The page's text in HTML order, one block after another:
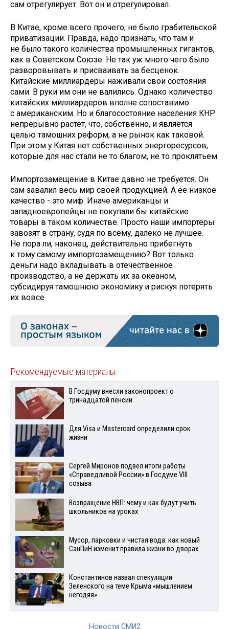
сам отрегулирует. Вот он и отрегулировал.
В Китае, кроме всего прочего, не было грабительской
приватизации. Правда, надо признать, что там и
не было такого количества промышленных гигантов,
как в Советском Союзе. Не так уж много чего было
разворовывать и присваивать за бесценок.
Китайские миллиардеры наживали свои состояния
сами. В руки им они не валились. Однако количество
китайских миллиардеров вполне сопоставимо
с американским. Но и благосостояние населения КНР
непрерывно растёт, что, собственно, и является
целью тамошних реформ, а не рынок как таковой.
При этом у Китая нет собственных энергоресурсов,
которые для нас стали не то благом, не то проклятьем.
Импортозамещение в Китае давно не требуется. Он
сам завалил весь мир своей продукцией. А её низкое
качество - это миф. Иначе американцы и
западноевропейцы не покупали бы китайские
товары в таком количестве. Просто наши импортёры
завозят в страну, судя по всему, далеко не лучшее.
Не пора ли, наконец, действительно прибегнуть
к тому самому импортозамещению? Вот только
деньги надо вкладывать в отечественное
производство, а не держать их за океаном,
субсидируя тамошнюю экономику и рискуя потерять
их вовсе.
Рекомендуемые материалы
В Госдуму внесли законопроект о
тринадцатой пенсии
Для Visа и Mastercard определили срок
жизни
Сергей Миронов подвел итоги работы
«Справедливой России» в Госдуме VIII
созыва
Возвращение НВП: чему и как будут учить
школьников на уроках
Мусор, парковки и чистая вода: как новый
СанПиН изменит правила жизни во дворах
Константинов назвал спекуляции
Зеленского на теме Крыма «мышлением
негодяя»
Новости СМИ2